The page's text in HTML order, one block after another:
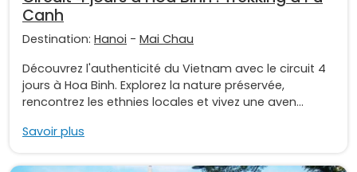
Canh
Destination: Hanoi - Mai Chau
Découvrez l'authenticité du Vietnam avec le circuit 4
jours à Hoa Binh. Explorez la nature préservée,
rencontrez les ethnies locales et vivez une aven...
Savoir plus